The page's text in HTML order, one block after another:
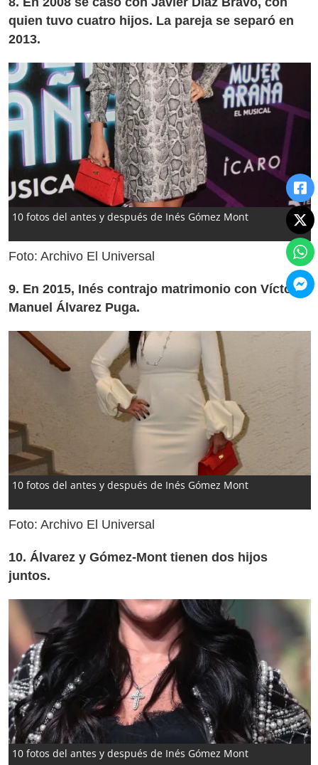
quien tuvo cuatro hijos. La pareja se separó en
2013.
10 fotos del antes y después de Inés Gómez Mont
Foto: Archivo El Universal
9. En 2015, Inés contrajo matrimonio con Víctor
Manuel Álvarez Puga.
10 fotos del antes y después de Inés Gómez Mont
Foto: Archivo El Universal
10. Álvarez y Gómez-Mont tienen dos hijos
juntos.
10 fotos del antes y después de Inés Gómez Mont